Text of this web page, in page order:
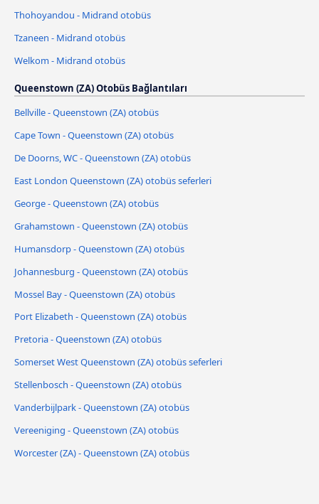
Thohoyandou - Midrand otobüs
Tzaneen - Midrand otobüs
Welkom - Midrand otobüs
Queenstown (ZA) Otobüs Bağlantıları
Bellville - Queenstown (ZA) otobüs
Cape Town - Queenstown (ZA) otobüs
De Doorns, WC - Queenstown (ZA) otobüs
East London Queenstown (ZA) otobüs seferleri
George - Queenstown (ZA) otobüs
Grahamstown - Queenstown (ZA) otobüs
Humansdorp - Queenstown (ZA) otobüs
Johannesburg - Queenstown (ZA) otobüs
Mossel Bay - Queenstown (ZA) otobüs
Port Elizabeth - Queenstown (ZA) otobüs
Pretoria - Queenstown (ZA) otobüs
Somerset West Queenstown (ZA) otobüs seferleri
Stellenbosch - Queenstown (ZA) otobüs
Vanderbijlpark - Queenstown (ZA) otobüs
Vereeniging - Queenstown (ZA) otobüs
Worcester (ZA) - Queenstown (ZA) otobüs